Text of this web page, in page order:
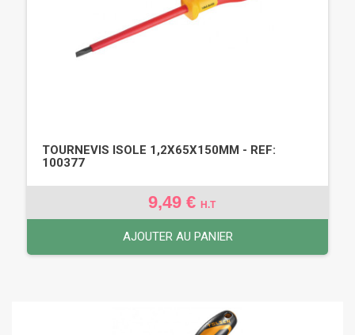
TOURNEVIS ISOLE 1,2X65X150MM - REF:
100377
9,49 € H.T
AJOUTER AU PANIER